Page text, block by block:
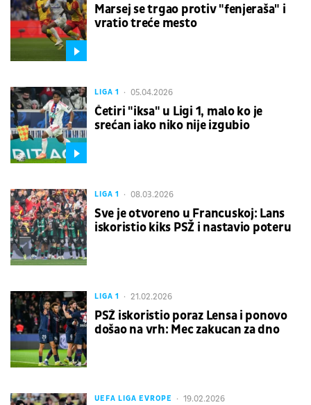
Marsej se trgao protiv "fenjeraša" i
vratio treće mesto
LIGA 1 05.04.2026
Četiri "iksa" u Ligi 1, malo ko je
srećan iako niko nije izgubio
LIGA 1 08.03.2026
Sve je otvoreno u Francuskoj: Lans
iskoristio kiks PSŽ i nastavio poteru
LIGA 1 21.02.2026
PSŽ iskoristio poraz Lensa i ponovo
došao na vrh: Mec zakucan za dno
UEFA LIGA EVROPE 19.02.2026